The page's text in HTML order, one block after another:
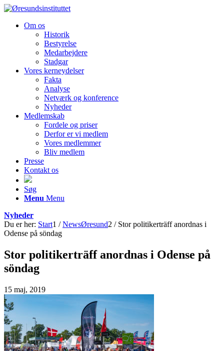
Om os
Historik
Bestyrelse
Medarbejdere
Stadgar
Vores kerneydelser
Fakta
Analyse
Netværk og konference
Nyheder
Medlemskab
Fordele og priser
Derfor er vi medlem
Vores medlemmer
Bliv medlem
Presse
Kontakt os
Søg
Menu Menu
Nyheder
Du er her: Start1 / NewsØresund2 / Stor politikerträff anordnas i
Odense på söndag
Stor politikerträff anordnas i Odense på
söndag
15 maj, 2019